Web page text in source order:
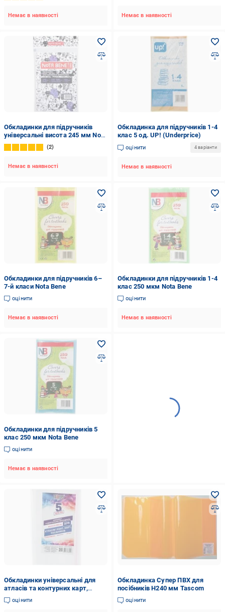
Немає в наявності Немає в наявності
Обкладинки для підручників
універсальні висота 245 мм Nota
Bene
2
Немає в наявності
Обкладинка для підручників 1-4
клас 5 од. UP! (Underprice)
оцінити 4 варіанти
Немає в наявності
Обкладинки для підручників 6–
7-й класи Nota Bene
оцінити
Немає в наявності
Обкладинки для підручників 1-4
клас 250 мкм Nota Bene
оцінити
Немає в наявності
Обкладинки для підручників 5
клас 250 мкм Nota Bene
оцінити
Немає в наявності
Обкладинки універсальні для
атласів та контурних карт,
посібників 5 шт. 2036-ТМ
Tascom
оцінити
Обкладинка Супер ПВХ для
посібників H240 мм Tascom
оцінити